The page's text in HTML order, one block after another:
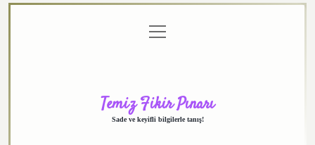
menüyü
aç
Temiz Fikir Pınarı
Sade ve keyifli bilgilerle tanış!